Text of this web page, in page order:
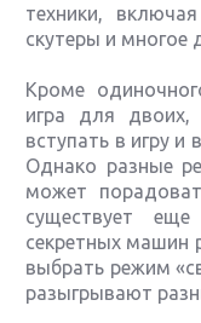
техники,
скутеры и многое
Кроме
игра для
вступать в игру
Однако разные
может
существует
секретных
выбрать режим
разыгрывают